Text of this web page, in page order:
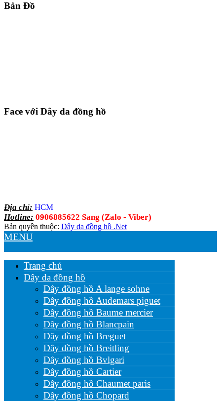
Bản Đồ
Face với Dây da đồng hồ
Địa chỉ: HCM
Hotline: 0906885622 Sang (Zalo - Viber)
Bản quyền thuộc: Dây da đồng hồ .Net
MENU
Trang chủ
Dây da đồng hồ
Dây đồng hồ A lange sohne
Dây đồng hồ Audemars piguet
Dây đồng hồ Baume mercier
Dây đồng hồ Blancpain
Dây đồng hồ Breguet
Dây đồng hồ Breitling
Dây đồng hồ Bvlgari
Dây đồng hồ Cartier
Dây đồng hồ Chaumet paris
Dây đồng hồ Chopard